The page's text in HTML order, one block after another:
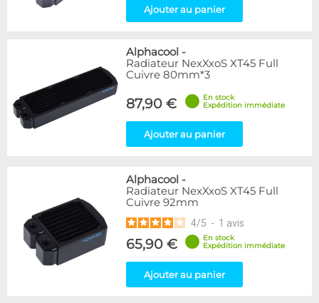
Ajouter au panier
Alphacool -
Radiateur NexXxoS XT45 Full
Cuivre 80mm*3
87,90 €
En stock
Expédition immédiate
Ajouter au panier
Alphacool -
Radiateur NexXxoS XT45 Full
Cuivre 92mm
4/5 - 1 avis
65,90 €
En stock
Expédition immédiate
Ajouter au panier